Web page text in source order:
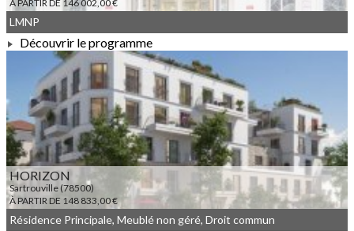
À PARTIR DE 146 002,00 €
À PARTIR DE 146 002,00 €
LMNP
Découvrir le programme
HORIZON
Sartrouville (78500)
À PARTIR DE 148 833,00 €
Résidence Principale, Meublé non géré, Droit commun